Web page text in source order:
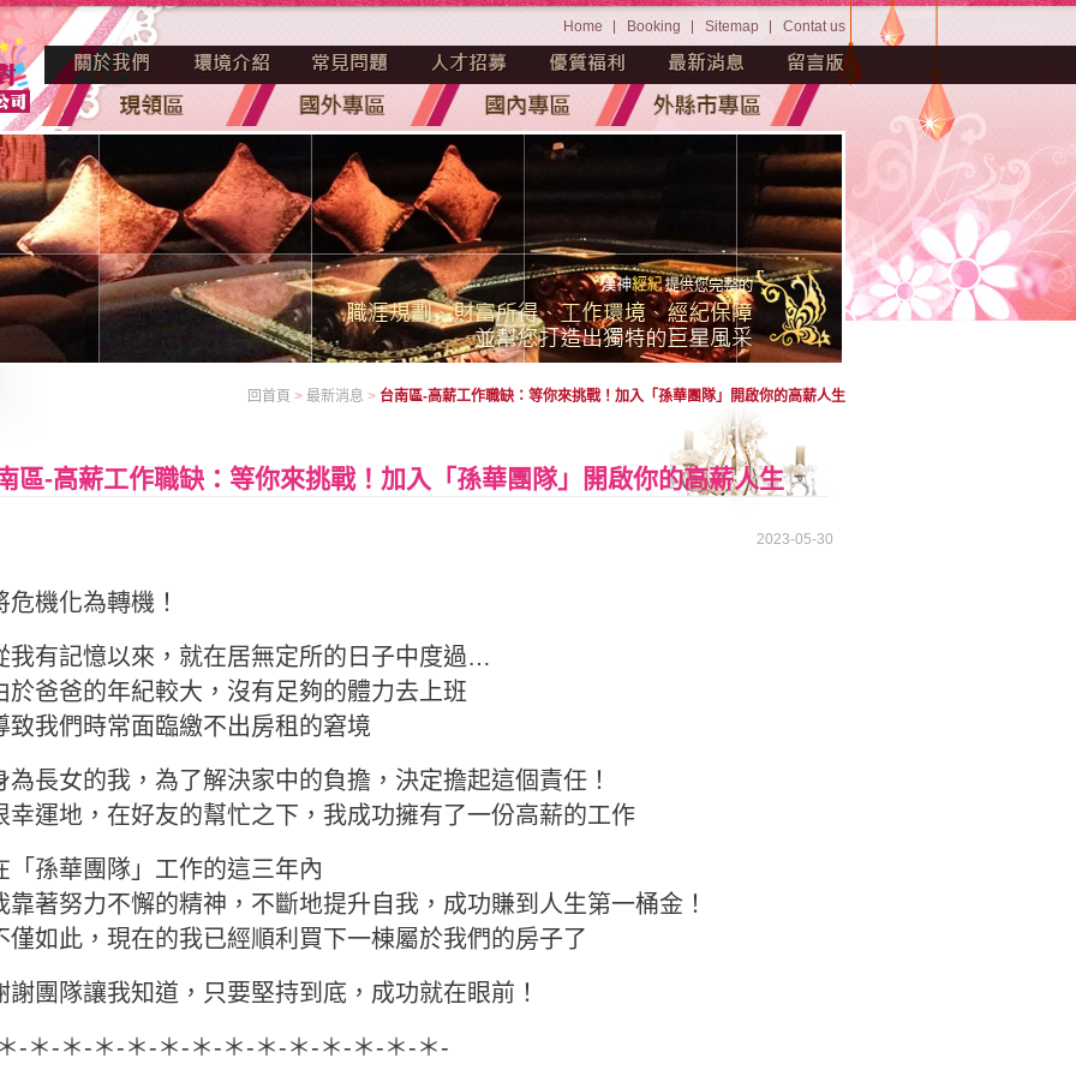
Home Booking Sitemap Contat us
回首頁 > 最新消息 > 台南區-高薪工作職缺：等你來挑戰！加入「孫華團隊」開啟你的高薪人生
區-高薪工作職缺：等你來挑戰！加入「孫華團隊」開啟你的高薪人生
2023-05-30
危機化為轉機！
我有記憶以來，就在居無定所的日子中度過…
於爸爸的年紀較大，沒有足夠的體力去上班
致我們時常面臨繳不出房租的窘境
為長女的我，為了解決家中的負擔，決定擔起這個責任！
幸運地，在好友的幫忙之下，我成功擁有了一份高薪的工作
「孫華團隊」工作的這三年內
靠著努力不懈的精神，不斷地提升自我，成功賺到人生第一桶金！
僅如此，現在的我已經順利買下一棟屬於我們的房子了
謝團隊讓我知道，只要堅持到底，成功就在眼前！
-＊-＊-＊-＊-＊-＊-＊-＊-＊-＊-＊-＊-＊-